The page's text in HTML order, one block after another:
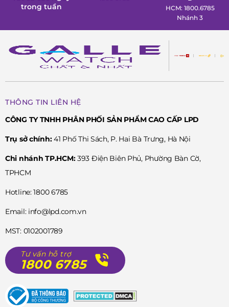
trong tuần
HCM: 1800.6785
Nhánh 3
THÔNG TIN LIÊN HỆ
CÔNG TY TNHH PHÂN PHỐI SẢN PHẨM CAO CẤP LPD
Trụ sở chính:41 Phố Thi Sách, P. Hai Bà Trưng, Hà Nội
Chi nhánh TP.HCM:393 Điện Biên Phủ, Phường Bàn Cờ,
TPHCM
Hotline: 1800 6785
Email: info@lpd.com.vn
MST: 0102001789
Tư vấn hỗ trợ
1800 6785